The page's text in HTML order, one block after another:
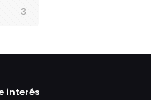
3
interés